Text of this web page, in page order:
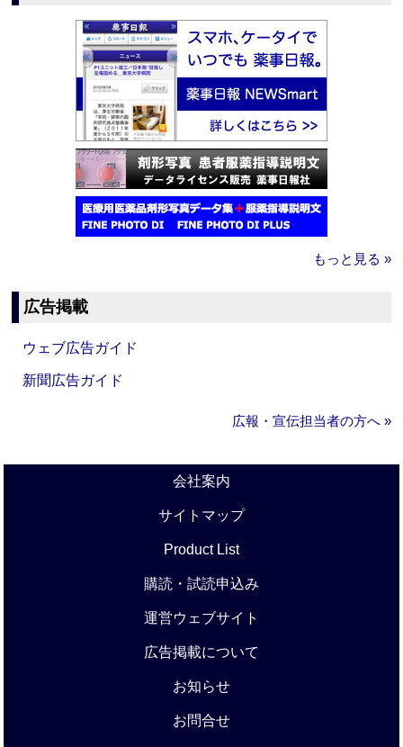
もっと見る »
広告掲載
ウェブ広告ガイド
新聞広告ガイド
広報・宣伝担当者の方へ »
会社案内
サイトマップ
Product List
購読・試読申込み
運営ウェブサイト
広告掲載について
お知らせ
お問合せ